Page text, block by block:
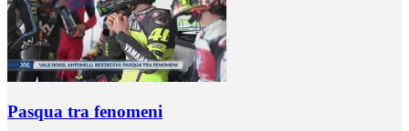
Pasqua tra fenomeni